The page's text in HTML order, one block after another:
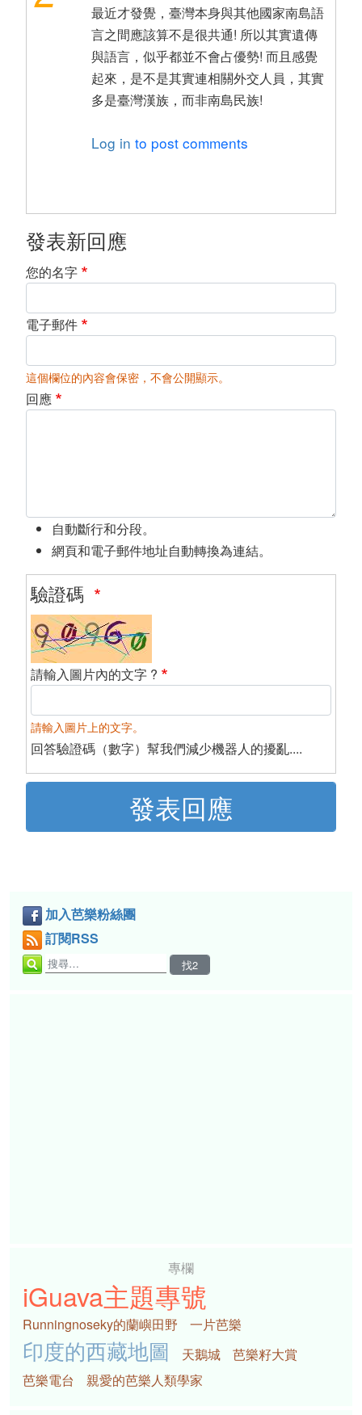
最近才發覺，臺灣本身與其他國家南島語
言之間應該算不是很共通! 所以其實遺傳
與語言，似乎都並不會占優勢! 而且感覺
起來，是不是其實連相關外交人員，其實
多是臺灣漢族，而非南島民族!
Log in to post comments
發表新回應
您的名字
電子郵件
這個欄位的內容會保密，不會公開顯示。
回應
自動斷行和分段。
網頁和電子郵件地址自動轉換為連結。
驗證碼
請輸入圖片內的文字 ?
請輸入圖片上的文字。
回答驗證碼（數字）幫我們減少機器人的擾亂....
加入芭樂粉絲團
訂閱RSS
專欄
iGuava主題專號
Runningnoseky的蘭嶼田野 一片芭樂
印度的西藏地圖 天鵝城
芭樂籽大賞
芭樂電台
親愛的芭樂人類學家